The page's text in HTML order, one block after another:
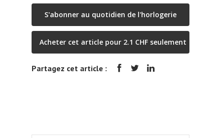
S'abonner au quotidien de l'horlogerie
Acheter cet article pour 2.1 CHF seulement
Partagez cet article :